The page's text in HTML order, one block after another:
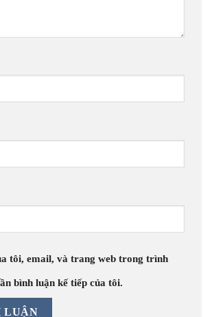
tôi, email, và trang web trong trình
bình luận kế tiếp của tôi.